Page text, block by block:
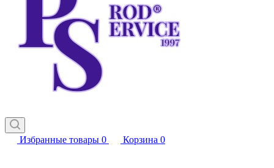
Избранные товары 0 Корзина 0